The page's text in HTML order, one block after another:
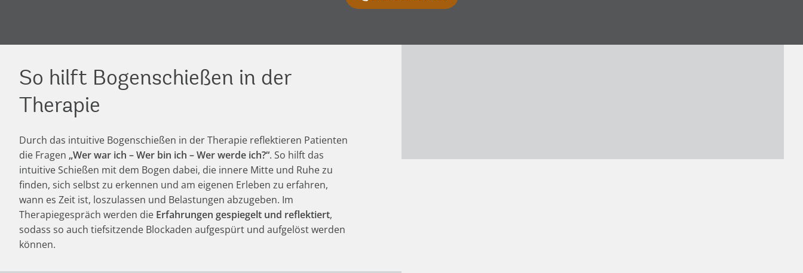
So hilft Bogenschießen in der
Therapie
Durch das intuitive Bogenschießen in der Therapie reflektieren Patienten
die Fragen „Wer war ich – Wer bin ich – Wer werde ich?“. So hilft das
intuitive Schießen mit dem Bogen dabei, die innere Mitte und Ruhe zu
finden, sich selbst zu erkennen und am eigenen Erleben zu erfahren,
wann es Zeit ist, loszulassen und Belastungen abzugeben. Im
Therapiegespräch werden die Erfahrungen gespiegelt und reflektiert,
sodass so auch tiefsitzende Blockaden aufgespürt und aufgelöst werden
können.